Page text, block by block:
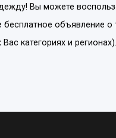
Вы можете
бесплатное объявление
категориях и